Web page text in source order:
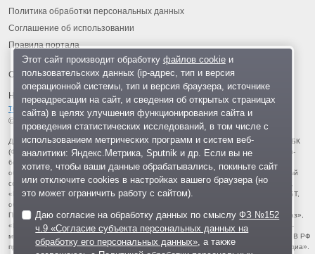
Политика обработки персональных данных
Соглашение об использовании
Правила портала
На информационном ресурсе применяются рекомендательные
технологии
© 2013-2026 «ОИНФО»,
сделано в Одинцово
Для читателей: В России признаны экстремистскими и запрещены организации ФБК
(Фонд борьбы с коррупцией, признан иноагентом), Штабы Навального, «Национал-
большевистская партия», «Свидетели Иеговы», «Армия воли народа», «Русский
общенациональный союз», «Движение против нелегальной иммиграции», «Правый
сектор», УНА-УНСО, УПА, «Тризуб им. Степана Бандеры», «Мизантропик дивижн»,
«Меджлис крымскотатарского народа», движение «Артподготовка», движение ЛГБТ,
общероссийская политическая партия «Воля», АУЕ, батальоны «Азов» и «Айдар».
Признаны террористическими и запрещены: «Движение Талибан», «Имарат Кавказ»,
«Исламское государство» (ИГ, ИГИЛ), Джебхад-ан-Нусра, «АУМ Синрике», «Братья-
мусульмане», «Аль-Каида в странах исламского Магриба», «Сеть», «Колумбайн». В РФ
признана нежелательной деятельность «Открытой России», издания «Проект Медиа».
Этот сайт производит обработку файлов cookieи
пользовательских данных (ip-адрес, тип и версия
операционной системы, тип и версия браузера, источнике
переадресации на сайт, и сведения об открытых страницах
сайта) в целях улучшения функционирования сайта и
проведения статистических исследований, в том числе с
использованием метрических программ и систем веб-
аналитики: Яндекс.Метрика, Sputnik и др. Если вы не
хотите, чтобы ваши данные обрабатывались, покиньте сайт
или отключите cookies в настройках вашего браузера (но
это может ограничить работу с сайтом).
Даю согласие на обработку данных по смыслуФЗ №152
ч.9 «Согласие субъекта персональных данных на
обработку его персональных данных» , а также